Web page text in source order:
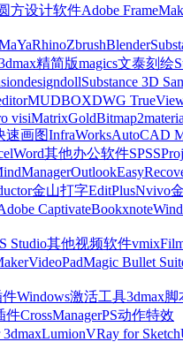
方设计软件Adobe
RhinoZbrushBlender
精简版magics文泰刻绘
designdollSubstance 3D
MUDBOXDWG
visiMatrixGold
速画图InfraWorksAutoCAD
Word其他办公软件SPSS
Outlook
金山打字EditPlusNvivo
CaptivateBookxnote
Studio其他视频软件vmix
VideoPadMagic Bullet
Windows激活工具3dmax脚
件CrossManagerPS动作特效
3dmaxLumionVRay for